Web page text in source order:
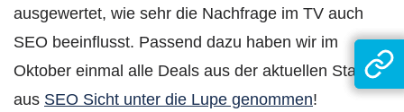
ausgewertet, wie sehr die Nachfrage im TV auch
SEO beeinflusst. Passend dazu haben wir im
Oktober einmal alle Deals aus der aktuellen Staffel
aus SEO Sicht unter die Lupe genommen!